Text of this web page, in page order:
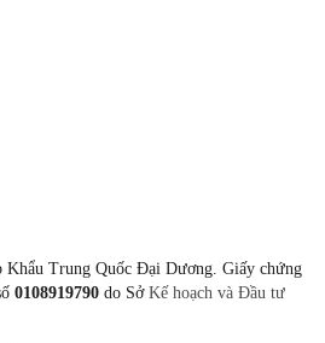
Khẩu Trung Quốc Đại Dương. Giấy chứng
0108919790 do Sở Kế hoạch và Đầu tư